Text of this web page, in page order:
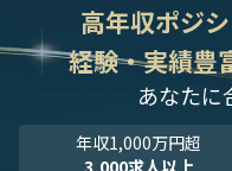
高年収ポジ
経験・実績豊
あなたに
年収1,000万円超
3,000求人以上